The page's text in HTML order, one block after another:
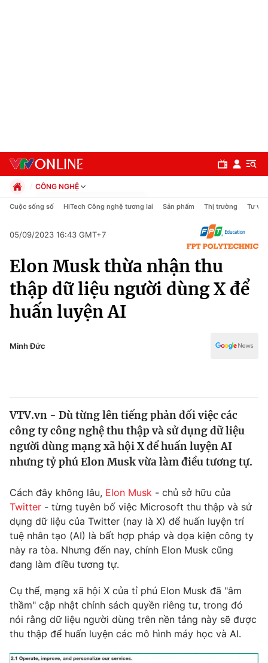
Chính trị
Xã hội
Pháp luật
Thế giới
Tin tức
Thế giới đó đây
Kinh tế
Tài chính
Thị trường
Góc doanh nghiệp
Truyền hình
Phim VTV
Hậu trường
Nhân vật
Khán giả
Giải sao mai
Giải trí
Điện ảnh
Âm nhạc
Sao
Đời sống
Du lịch
Làm đẹp
Chất lượng cuộc sống
Giáo dục
Tuyển sinh
Công nghệ
CÔNG NGHỆ
Chính trị
Pháp luật
Thể thao
Truyền hình
Văn hóa - Giải trí
Y tế
Công nghệ
Cuộc sống số HiTech Công nghệ tương lai Sản phẩm Thị trường Tư vấn
05/09/2023 16:43 GMT+7
Elon Musk thừa nhận thu
thập dữ liệu người dùng X để
huấn luyện AI
Minh Đức
VTV.vn - Dù từng lên tiếng phản đối việc các
công ty công nghệ thu thập và sử dụng dữ liệu
người dùng mạng xã hội X để huấn luyện AI
nhưng tỷ phú Elon Musk vừa làm điều tương tự.
Cách đây không lâu, Elon Musk - chủ sở hữu của
Twitter - từng tuyên bố việc Microsoft thu thập và sử
dụng dữ liệu của Twitter (nay là X) để huấn luyện trí
tuệ nhân tạo (AI) là bất hợp pháp và dọa kiện công ty
này ra tòa. Nhưng đến nay, chính Elon Musk cũng
đang làm điều tương tự.
Cụ thể, mạng xã hội X của tỉ phú Elon Musk đã "âm
thầm" cập nhật chính sách quyền riêng tư, trong đó
nói rằng dữ liệu người dùng trên nền tảng này sẽ được
thu thập để huấn luyện các mô hình máy học và AI.